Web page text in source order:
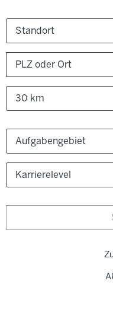
Standort
30 km
Aufgabengebiet
Karrierelevel